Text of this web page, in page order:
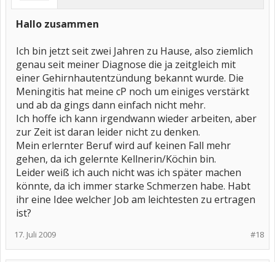
Hallo zusammen
Ich bin jetzt seit zwei Jahren zu Hause, also ziemlich
genau seit meiner Diagnose die ja zeitgleich mit
einer Gehirnhautentzündung bekannt wurde. Die
Meningitis hat meine cP noch um einiges verstärkt
und ab da gings dann einfach nicht mehr.
Ich hoffe ich kann irgendwann wieder arbeiten, aber
zur Zeit ist daran leider nicht zu denken.
Mein erlernter Beruf wird auf keinen Fall mehr
gehen, da ich gelernte Kellnerin/Köchin bin.
Leider weiß ich auch nicht was ich später machen
könnte, da ich immer starke Schmerzen habe. Habt
ihr eine Idee welcher Job am leichtesten zu ertragen
ist?
#18
17. Juli 2009